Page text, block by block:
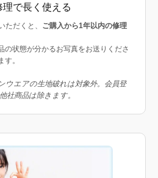
で長く使える
ただくと、 ご購入から1年以内の修理
の状態が分かるお写真をお送りくださ
。
ウエアの生地破れは対象外。会員登
社商品は除きます。